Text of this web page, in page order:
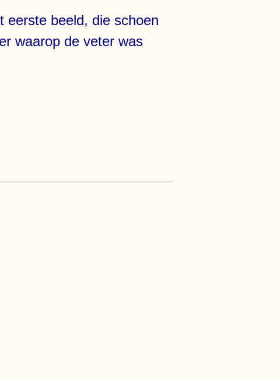
eerste beeld, die schoen
waarop de veter was